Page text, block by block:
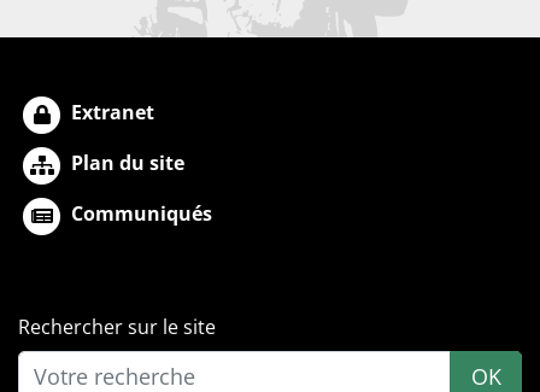
Extranet
Plan du site
Communiqués
Rechercher sur le site
OK